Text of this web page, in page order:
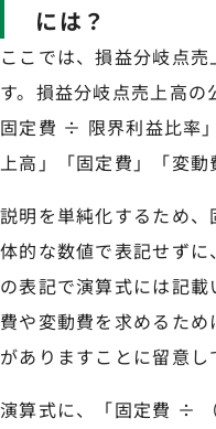
には？
ここでは、損益分岐点
す。損益分岐点売上高
固定費 ÷ 限界利益比率
上高」「固定費」「変動
説明を単純化するため
体的な数値で表記せず
の表記で演算式には記
費や変動費を求めるた
がありますことに留意し
演算式に、「固定費 ÷